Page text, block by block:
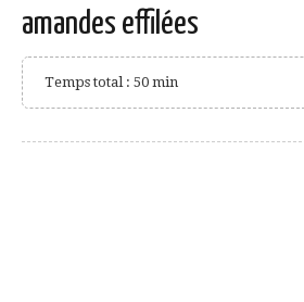
amandes effilées
Temps total : 50 min